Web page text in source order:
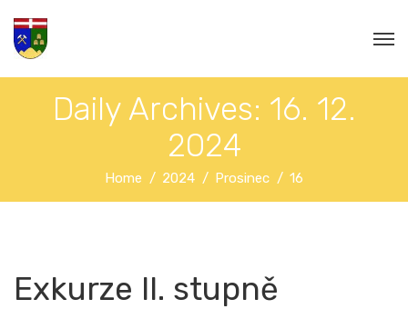
Daily Archives: 16. 12.
2024
Home 2024 Prosinec 16
Exkurze II. stupně